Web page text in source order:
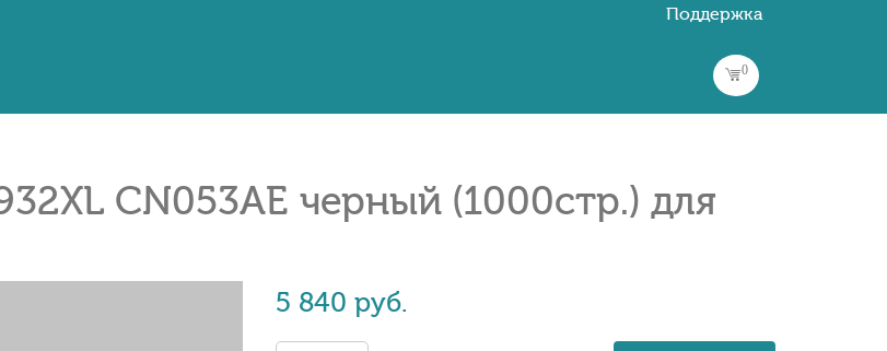
Поддержка
0
CN053AE черный (1000стр.) для
5 840 руб.